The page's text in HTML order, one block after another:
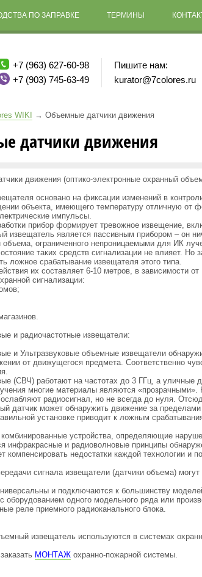
ПО ЗАПРАВКЕ ТЕРМИНЫ
+7 (963) 627-60-98
+7 (903) 745-63-49
Пишите нам:
kurator@7colores.ru
WIKI → Объемные датчики движения
датчики движения
движения (оптико-электронные охранный
основано на фиксации изменений в
объекта, имеющего температуру отличную от
импульсы.
прибор формирует тревожное извещение,
извещатель является пассивным прибором – он
объема, ограниченного непроницаемыми для ИК
таких средств сигнализации не влияет. Но
ложное срабатывание извещателя этого типа.
их составляет 6-10 метров, в зависимости
сигнализации:
и радиочастотные извещатели:
и Ультразвуковые объемные извещатели
от движущегося предмета. Соответственно
(СВЧ) работают на частотах до 3 ГГц, а уличные
многие материалы являются «прозрачными».
радиосигнал, но не всегда до нуля.
датчик может обнаружить движение за
установке приводит к ложным
устройства, определяющие
инфракрасные и радиоволновые принципы
компенсировать недостатки каждой технологии и
сигнала извещатели (датчики объема)
и подключаются к большинству
оборудованием одного модельного ряда или
реле приемного радиоканального блока.
извещатель используются в системах
МОНТАЖ охранно-пожарной системы.